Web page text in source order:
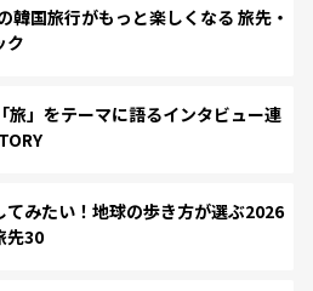
国旅行がもっと楽しくなる 旅先・
ク
旅」をテーマに語るインタビュー連
てみたい！地球の歩き方が選ぶ2026
先30